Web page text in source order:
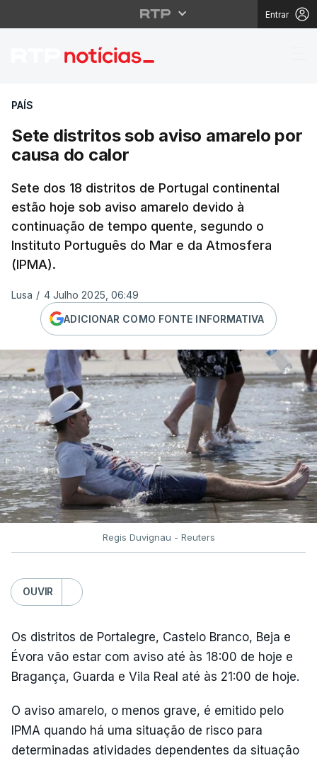
Entrar
Sete distritos sob
PAÍS
Sete distritos sob aviso amarelo por
causa do calor
Sete dos 18 distritos de Portugal continental
estão hoje sob aviso amarelo devido à
continuação de tempo quente, segundo o
Instituto Português do Mar e da Atmosfera
(IPMA).
Lusa / 4 Julho 2025, 06:49
ADICIONAR COMO FONTE INFORMATIVA
Regis Duvignau - Reuters
OUVIR
Os distritos de Portalegre, Castelo Branco, Beja e
Évora vão estar com aviso até às 18:00 de hoje e
Bragança, Guarda e Vila Real até às 21:00 de hoje.
O aviso amarelo, o menos grave, é emitido pelo
IPMA quando há uma situação de risco para
determinadas atividades dependentes da situação